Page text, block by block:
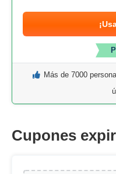
Más de 7000
Cupones